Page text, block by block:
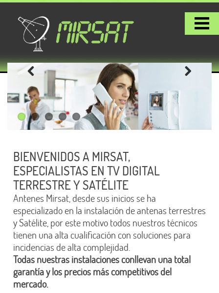
BIENVENIDOS A MIRSAT,
ESPECIALISTAS EN TV DIGITAL
TERRESTRE Y SATÉLITE
Antenes Mirsat, desde sus inicios se ha
especializado en la instalación de antenas terrestres
y Satélite, por este motivo todos nuestros técnicos
tienen una alta cualificación con soluciones para
incidencias de alta complejidad.
Todas nuestras instalaciones conllevan una total
garantía y los precios más competitivos del
mercado.